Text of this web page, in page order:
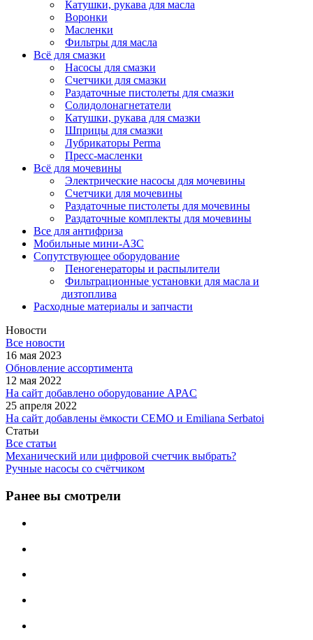
Катушки, рукава для масла
Воронки
Масленки
Фильтры для масла
Всё для смазки
Насосы для смазки
Счетчики для смазки
Раздаточные пистолеты для смазки
Солидолонагнетатели
Катушки, рукава для смазки
Шприцы для смазки
Лубрикаторы Perma
Пресс-масленки
Всё для мочевины
Электрические насосы для мочевины
Счетчики для мочевины
Раздаточные пистолеты для мочевины
Раздаточные комплекты для мочевины
Все для антифриза
Мобильные мини-АЗС
Сопутствующее оборудование
Пеногенераторы и распылители
Фильтрационные установки для масла и
дизтоплива
Расходные материалы и запчасти
Новости
Все новости
16 мая 2023
Обновление ассортимента
12 мая 2022
На сайт добавлено оборудование APAC
25 апреля 2022
На сайт добавлены ёмкости CEMO и Emiliana Serbatoi
Статьи
Все статьи
Механический или цифровой счетчик выбрать?
Ручные насосы со счётчиком
Ранее вы смотрели